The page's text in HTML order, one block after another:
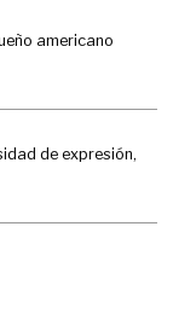
americano
de expresión,